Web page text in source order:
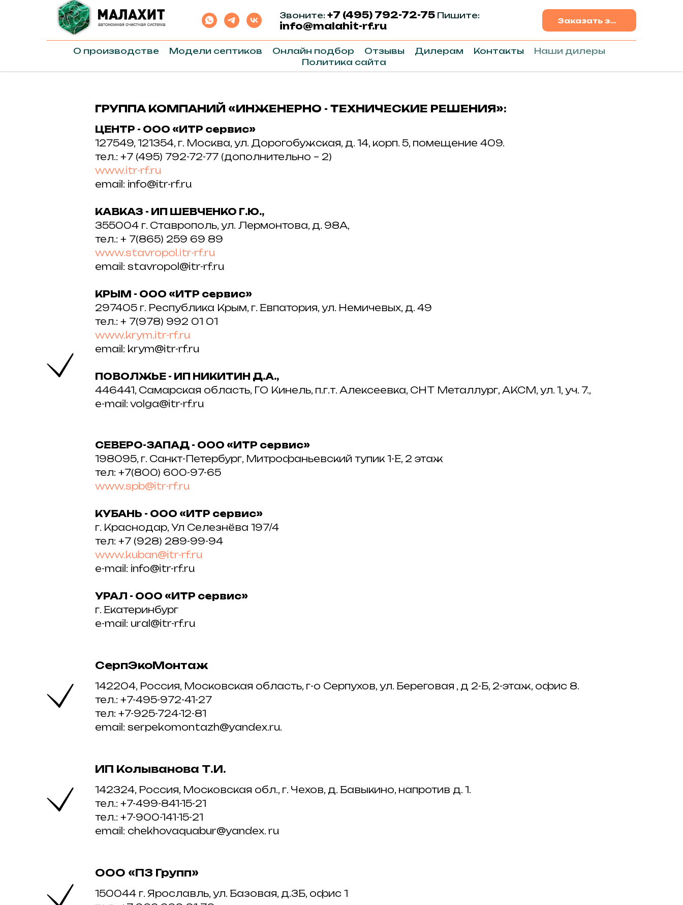
Звоните: +7 (495) 792-72-75 Пишите:
info@malahit-rf.ru Заказать звонок
О производстве Модели септиков Онлайн подбор Отзывы Дилерам Контакты
Наши дилеры
Политика сайта
ГРУППА КОМПАНИЙ «ИНЖЕНЕРНО - ТЕХНИЧЕСКИЕ РЕШЕНИЯ»:
ЦЕНТР - ООО «ИТР сервис»
127549, 121354, г. Москва, ул. Дорогобужская, д. 14, корп. 5, помещение 409.
тел.: +7 (495) 792-72-77 (дополнительно – 2)
www.itr-rf.ru
email: info@itr-rf.ru
КАВКАЗ - ИП ШЕВЧЕНКО Г.Ю.,
355004 г. Ставрополь, ул. Лермонтова, д. 98А,
тел.: + 7(865) 259 69 89
www.stavropol.itr-rf.ru
email: stavropol@itr-rf.ru
КРЫМ - ООО «ИТР сервис»
297405 г. Республика Крым, г. Евпатория, ул. Немичевых, д. 49
тел.: + 7(978) 992 01 01
www.krym.itr-rf.ru
email: krym@itr-rf.ru
ПОВОЛЖЬЕ - ИП НИКИТИН Д.А.,
446441, Самарская область, ГО Кинель, п.г.т. Алексеевка, СНТ Металлург, АКСМ, ул. 1, уч. 7.,
e-mail: volga@itr-rf.ru
СЕВЕРО-ЗАПАД - ООО «ИТР сервис»
198095, г. Санкт-Петербург, Митрофаньевский тупик 1-Е, 2 этаж
тел: +7(800) 600-97-65
www.spb@itr-rf.ru
КУБАНЬ - ООО «ИТР сервис»
г. Краснодар, Ул Селезнёва 197/4
тел: +7 (928) 289-99-94
www.kuban@itr-rf.ru
e-mail: info@itr-rf.ru
УРАЛ - ООО «ИТР сервис»
г. Екатеринбург
e-mail: ural@itr-rf.ru
СерпЭкоМонтаж
142204, Россия, Московская область, г-о Серпухов, ул. Береговая , д 2-Б, 2-этаж, офис 8.
тел.: +7-495-972-41-27
тел: +7-925-724-12-81
email: serpekomontazh@yandex.ru.
ИП Колыванова Т.И.
142324, Россия, Московская обл., г. Чехов, д. Бавыкино, напротив д. 1.
тел.: +7-499-841-15-21
тел.: +7-900-141-15-21
email: chekhovaquabur@yandex. ru
ООО «ПЗ Групп»
150044 г. Ярославль, ул. Базовая, д.3Б, офис 1